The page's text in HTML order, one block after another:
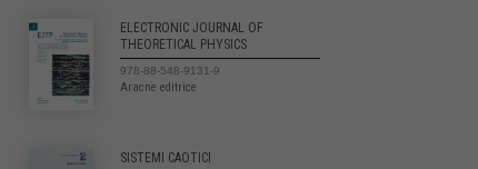
ELECTRONIC JOURNAL OF
THEORETICAL PHYSICS
978-88-548-9131-9
Aracne editrice
SISTEMI CAOTICI